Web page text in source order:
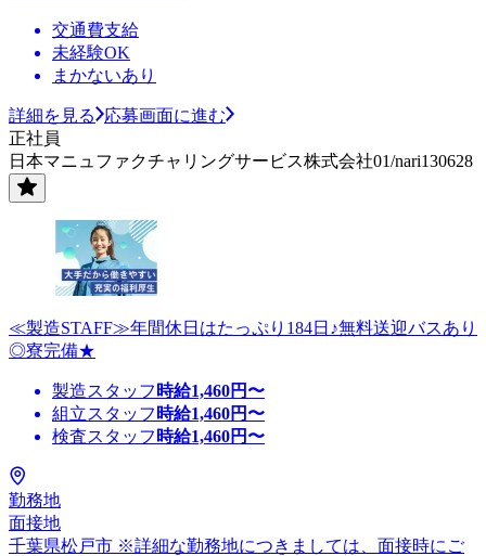
交通費支給
未経験OK
まかないあり
詳細を見る
応募画面に進む
正社員
日本マニュファクチャリングサービス株式会社01/nari130628
≪製造STAFF≫年間休日はたっぷり184日♪無料送迎バスあり
◎寮完備★
製造スタッフ 時給1,460円〜
組立スタッフ 時給1,460円〜
検査スタッフ 時給1,460円〜
勤務地
面接地
千葉県松戸市 ※詳細な勤務地につきましては、面接時にご